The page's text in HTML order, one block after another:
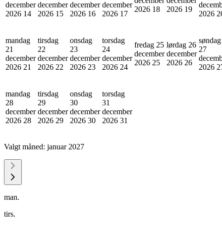
december
2026 14
december
2026 15
december
2026 16
december
2026 17
2026 18
2026 19
2026
mandag
21
december
2026 21
tirsdag
22
december
2026 22
onsdag
23
december
2026 23
torsdag
24
december
2026 24
fredag 25
december
2026 25
lørdag 26
december
2026 26
søndag
27
2026
mandag
28
december
2026 28
tirsdag
29
december
2026 29
onsdag
30
december
2026 30
torsdag
31
december
2026 31
Valgt måned: januar 2027
man.
tirs.